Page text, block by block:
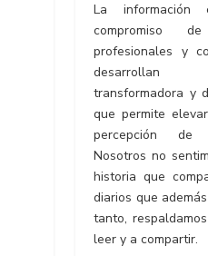
La
compromiso
profesionales y
transformadora y
que permite
percepción de
Nosotros no
historia que
diarios que
tanto,
leer y a compartir.